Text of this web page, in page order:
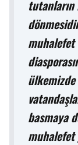
tutanların
ülkemizde
basmaya